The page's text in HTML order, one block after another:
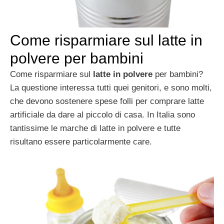
Come risparmiare sul latte in
polvere per bambini
Come risparmiare sul latte in polvere per bambini?
La questione interessa tutti quei genitori, e sono molti,
che devono sostenere spese folli per comprare latte
artificiale da dare al piccolo di casa. In Italia sono
tantissime le marche di latte in polvere e tutte
risultano essere particolarmente care.